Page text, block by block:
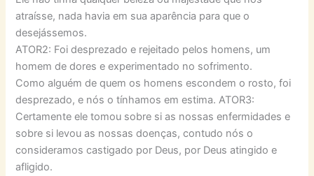
atraísse, nada havia em sua aparência para que o
desejássemos.
ATOR2: Foi desprezado e rejeitado pelos homens, um
homem de dores e experimentado no sofrimento.
Como alguém de quem os homens escondem o rosto, foi
desprezado, e nós o tínhamos em estima. ATOR3:
Certamente ele tomou sobre si as nossas enfermidades e
sobre si levou as nossas doenças, contudo nós o
consideramos castigado por Deus, por Deus atingido e
afligido.